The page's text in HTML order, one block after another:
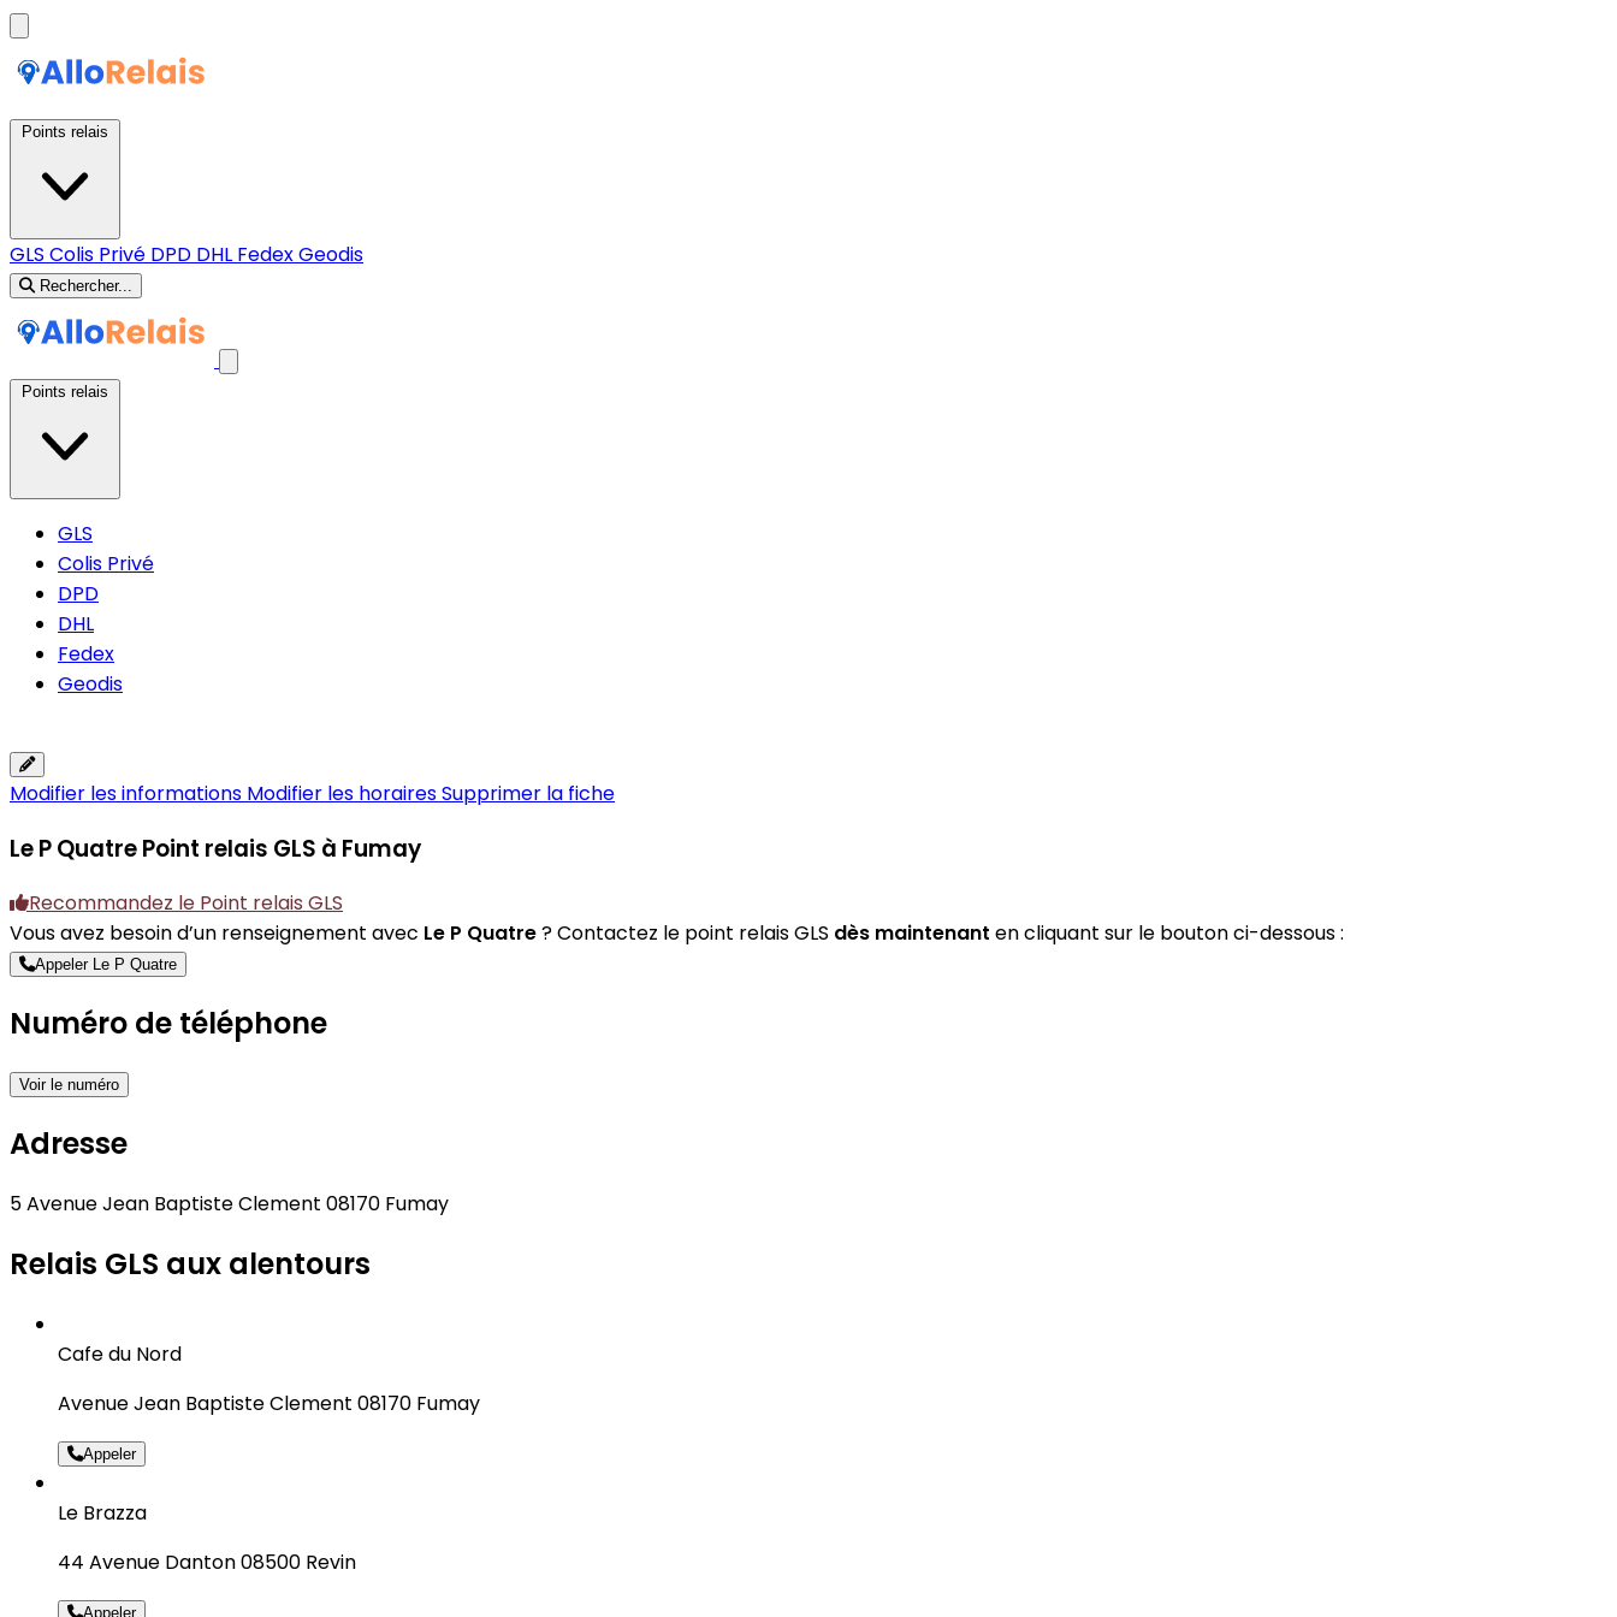
GLS Colis Privé DPD DHL FedexGeodis
Rechercher...
GLS
Colis Privé
DPD
DHL
Fedex
Geodis
Modifier les informations Modifier les horairesSupprimer la fiche
Le P QuatrePoint relais GLS à Fumay
Recommandez le Point relais GLS
Vous avez besoin d’un renseignement avec Le P Quatre? Contactez le point relais GLS dès maintenant en cliquant sur le bouton ci-dessous :
Appeler Le P Quatre
Numéro de téléphone
Voir le numéro
Adresse
5 Avenue Jean Baptiste Clement 08170 Fumay
Relais GLS aux alentours
Cafe du Nord
Avenue Jean Baptiste Clement 08170 Fumay
Appeler
Le Brazza
44 Avenue Danton 08500 Revin
Appeler